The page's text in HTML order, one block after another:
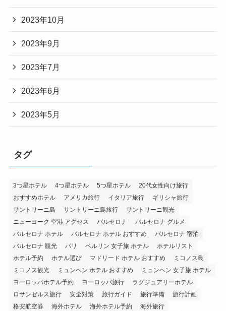
2023年10月
2023年9月
2023年7月
2023年6月
2023年5月
タグ
3つ星ホテル 4つ星ホテル 5つ星ホテル
20代女性向け旅行
おすすめホテル
アメリカ旅行 イタリア旅行
ギリシャ旅行
サントリーニ島
サントリーニ島旅行
サントリーニ観光
ニューヨーク 空港 アクセス
バルセロナ
バルセロナ グルメ
バルセロナ ホテル
バルセロナ ホテル おすすめ
バルセロナ 宿泊
バルセロナ 観光
パリ ベルリン 女子旅 ホテル
ホテルリスト
ホテル予約
ホテル選び マドリード ホテル おすすめ
ミコノス島
ミコノス観光
ミュンヘン ホテル おすすめ
ミュンヘン 女子旅 ホテル
ヨーロッパホテル予約
ヨーロッパ旅行
ラグジュアリーホテル
ロサンゼルス旅行
安全対策 旅行ガイド 旅行準備
旅行計画
格安航空券
海外ホテル 海外ホテル予約
海外旅行